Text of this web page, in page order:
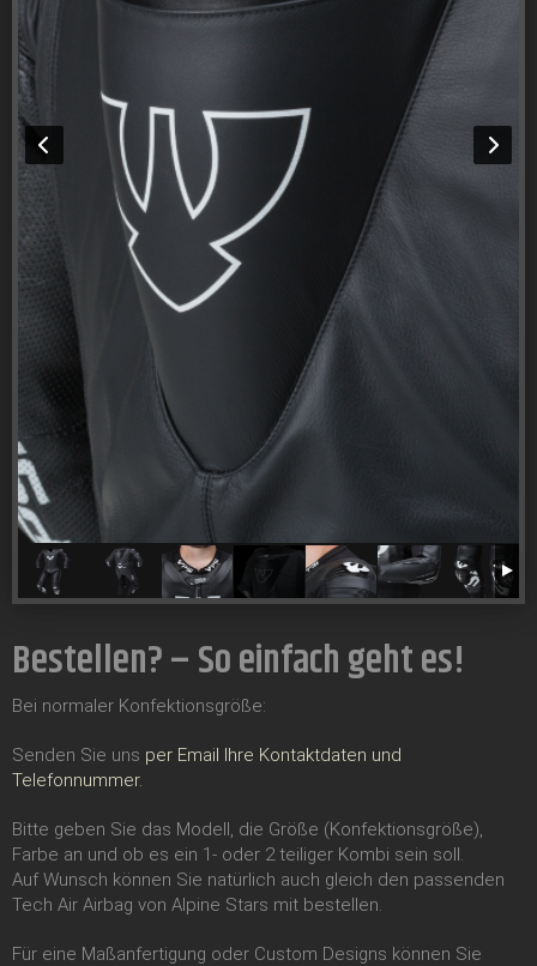
Bestellen? – So einfach geht es!
Bei normaler Konfektionsgröße:
Senden Sie uns per Email Ihre Kontaktdaten und
Telefonnummer.
Bitte geben Sie das Modell, die Größe (Konfektionsgröße),
Farbe an und ob es ein 1- oder 2 teiliger Kombi sein soll.
Auf Wunsch können Sie natürlich auch gleich den passenden
Tech Air Airbag von Alpine Stars mit bestellen.
Für eine Maßanfertigung oder Custom Designs können Sie